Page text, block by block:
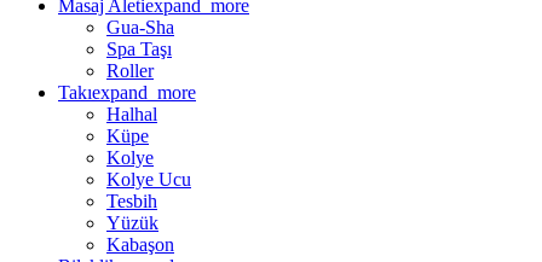
Masaj Aletiexpand_more
Gua-Sha
Spa Taşı
Roller
Takıexpand_more
Halhal
Küpe
Kolye
Kolye Ucu
Tesbih
Yüzük
Kabaşon